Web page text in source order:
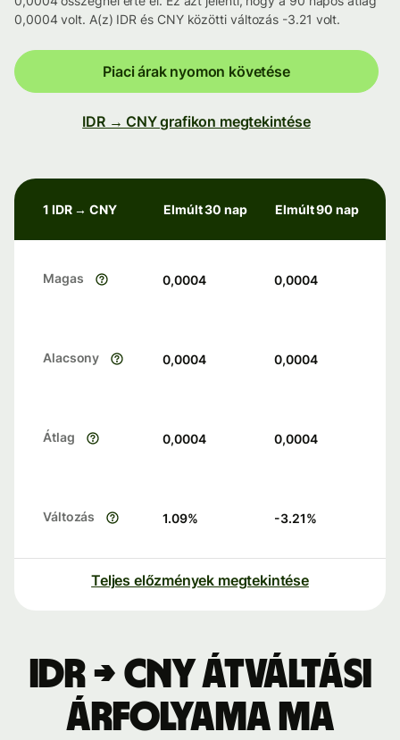
0,0004 volt. A(z) IDR és CNY közötti változás -3.21 volt.
Piaci árak nyomon követése
IDR → CNY grafikon megtekintése
1 IDR → CNY Elmúlt 30 nap Elmúlt 90 nap
Magas 0,0004 0,0004
Alacsony 0,0004 0,0004
Átlag 0,0004 0,0004
Változás 1.09% -3.21%
Teljes előzmények megtekintése
IDR → CNY átváltási
árfolyama ma